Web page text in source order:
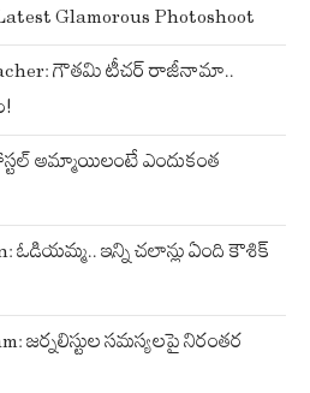
Glamorous Photoshoot
గౌతమి టీచర్ రాజీనామా..
అమ్మాయిలంటే ఎందుకంత
ఓడియమ్మ.. ఇన్ని చలాన్లు ఏంది కౌశిక్
జర్నలిస్టుల సమస్యలపై నిరంతర